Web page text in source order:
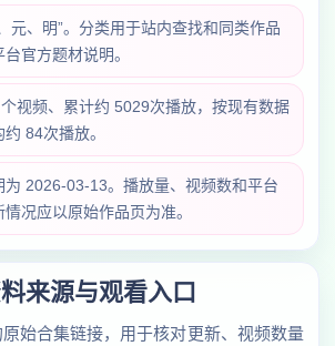
元、明”。分类用于站内查找和同类作品
官方题材说明。
视频、累计约 5029次播放，按现有数据
84次播放。
为 2026-03-13。播放量、视频数和平台
况应以原始作品页为准。
来源与观看入口
始合集链接，用于核对更新、视频数量